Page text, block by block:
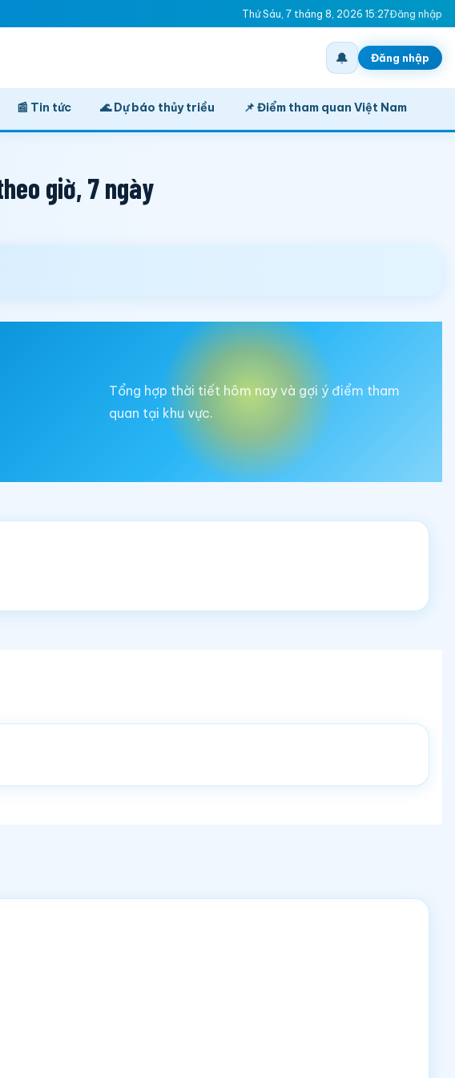
Thứ Sáu, 7 tháng 8, 2026 15:27Đăng nhập
🔔 Đăng nhập
📰 Tin tức 🌊 Dự báo thủy triều 📌 Điểm tham quan Việt Nam
giờ, 7 ngày
Tổng hợp thời tiết hôm nay và gợi ý điểm tham
quan tại khu vực.